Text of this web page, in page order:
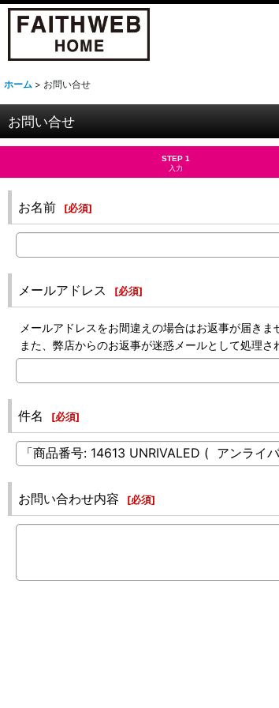
ホーム > お問い合せ
お問い合せ
STEP 1
入力
お名前 [必須]
メールアドレス [必須]
メールアドレスをお間違えの場合はお返事が届きま
また、弊店からのお返事が迷惑メールとして処理
件名 [必須]
お問い合わせ内容 [必須]